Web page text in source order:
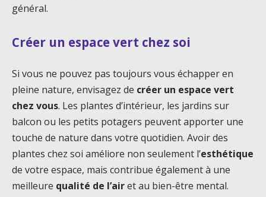
général.
Créer un espace vert chez soi
Si vous ne pouvez pas toujours vous échapper en
pleine nature, envisagez de créer un espace vert
chez vous. Les plantes d’intérieur, les jardins sur
balcon ou les petits potagers peuvent apporter une
touche de nature dans votre quotidien. Avoir des
plantes chez soi améliore non seulement l’esthétique
de votre espace, mais contribue également à une
meilleure qualité de l’airet au bien-être mental.